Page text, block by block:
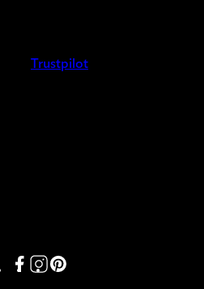
Trustpilot
Link missing Display text from
Link missing Display text
Link missing Display text